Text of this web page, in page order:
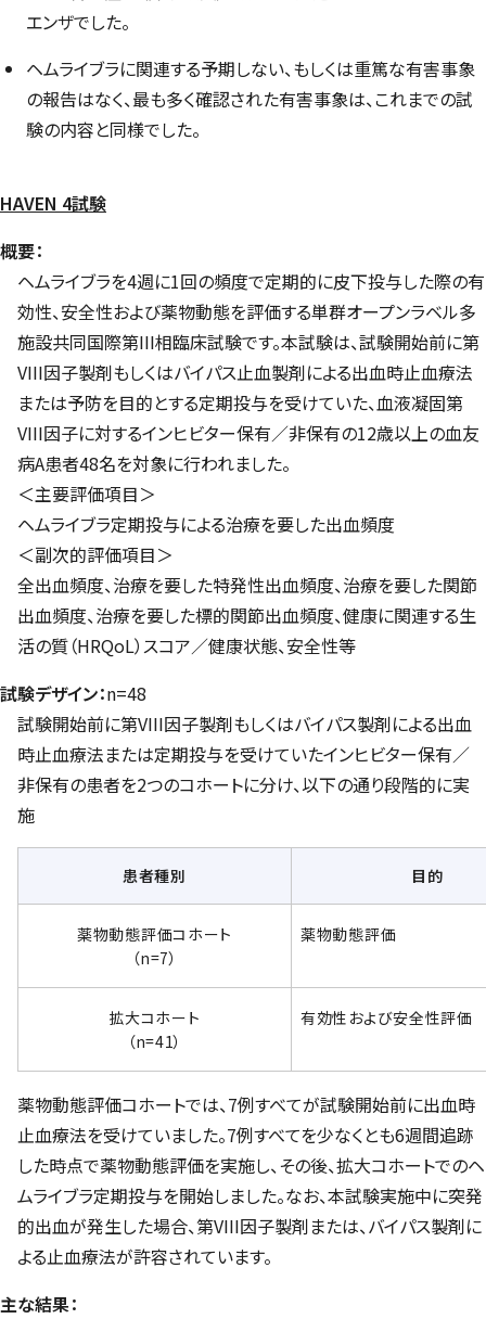
エンザでした。
ヘムライブラに関連する予期しない、もしくは重篤な有害事象
の報告はなく、最も多く確認された有害事象は、これまでの試
験の内容と同様でした。
HAVEN 4試験
概要：
ヘムライブラを4週に1回の頻度で定期的に皮下投与した際の有
効性、安全性および薬物動態を評価する単群オープンラベル多
施設共同国際第III相臨床試験です。本試験は、試験開始前に第
VIII因子製剤もしくはバイパス止血製剤による出血時止血療法
または予防を目的とする定期投与を受けていた、血液凝固第
VIII因子に対するインヒビター保有／非保有の12歳以上の血友
病A患者48名を対象に行われました。
＜主要評価項目＞
ヘムライブラ定期投与による治療を要した出血頻度
＜副次的評価項目＞
全出血頻度、治療を要した特発性出血頻度、治療を要した関節
出血頻度、治療を要した標的関節出血頻度、健康に関連する生
活の質（HRQoL）スコア／健康状態、安全性等
試験デザイン：n=48
試験開始前に第VIII因子製剤もしくはバイパス製剤による出血
時止血療法または定期投与を受けていたインヒビター保有／
非保有の患者を2つのコホートに分け、以下の通り段階的に実
施
患者種別 目的
薬物動態評価コホート
（n=7）
薬物動態評価
拡大コホート
（n=41）
有効性および安全性評価
薬物動態評価コホートでは、7例すべてが試験開始前に出血時
止血療法を受けていました。7例すべてを少なくとも6週間追跡
した時点で薬物動態評価を実施し、その後、拡大コホートでのヘ
ムライブラ定期投与を開始しました。なお、本試験実施中に突発
的出血が発生した場合、第VIII因子製剤または、バイパス製剤に
よる止血療法が許容されています。
主な結果：